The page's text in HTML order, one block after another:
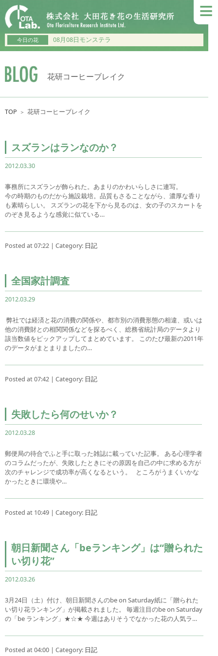
≡
今日の花 08月08日モンステラ
花研コーヒーブレイク
TOP ＞ 花研コーヒーブレイク
スズランはランなのか？
2012.03.30
事務所にスズランが飾られた。あまりのかわいらしさに連写。
今の時期のものだから施設栽培。品質もさることながら、濃厚な香り
も素晴らしい。 スズランの花を下から見るのは、女の子のスカートを
のぞき見るような感覚に似ている…
Posted at 07:22 | Category: 日記
全国家計調査
2012.03.29
弊社では経済と花の消費の関係や、都市別の消費形態の相違、或いは
他の消費財との相関関係などを探るべく、総務省統計局のデータより
該当数値をピックアップしてまとめています。 このたび最新の2011年
のデータがまとまりましたの…
Posted at 07:42 | Category: 日記
失敗したら何のせいか？
2012.03.28
郵便局の待合でふと手に取った雑誌に載っていた記事。 ある心理学者
のコラムだったが、失敗したときにその原因を自己の中に求める方が
次のチャレンジで成功率が高くなるという。 ところがうまくいかな
かったときに環境や…
Posted at 10:49 | Category: 日記
朝日新聞さん「beランキング」は“贈られた
い切り花”
2012.03.26
3月24日（土）付け、朝日新聞さんのbe on Saturday紙に「贈られた
い切り花ランキング」が掲載されました。 毎週注目のbe on Saturday
の「be ランキング」★☆★ 今週はありそうでなかった花の人気ラ…
Posted at 04:00 | Category: 日記